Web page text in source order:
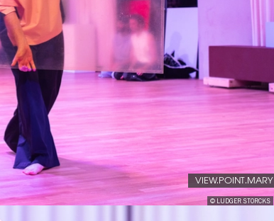
© LUDGER STORCKS
VIEW.POINT.MARY